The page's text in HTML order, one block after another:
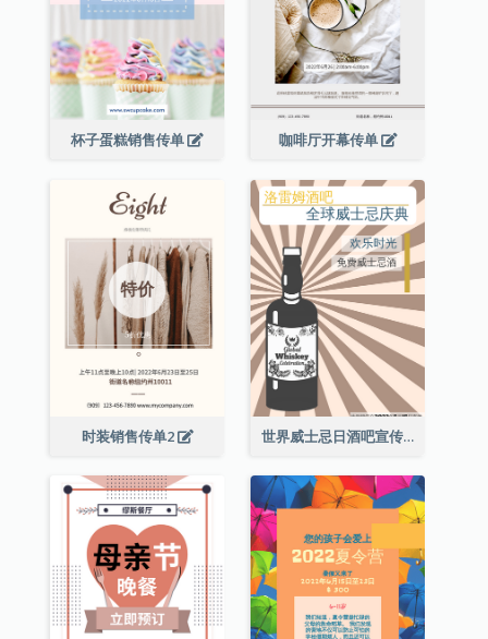
杯子蛋糕销售传单 咖啡厅开幕传单
时装销售传单2 世界威士忌日酒吧宣传传单